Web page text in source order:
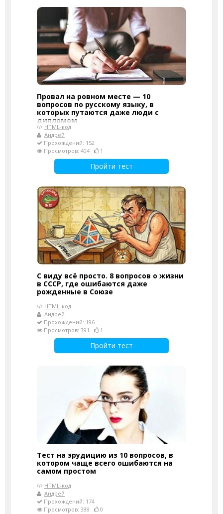
Провал на ровном месте — 10
вопросов по русскому языку, в
которых путаются даже люди с
дипломом
HTML-код
Андрей
Прохождений: 152
Просмотров: 404
1
Пройти тест
С виду всё просто. 8 вопросов о жизни
в СССР, где ошибаются даже
рожденные в Союзе
HTML-код
Андрей
Прохождений: 196
Просмотров: 391
1
Пройти тест
Тест на эрудицию из 10 вопросов, в
котором чаще всего ошибаются на
самом простом
HTML-код
Андрей
Прохождений: 174
Просмотров: 388
0